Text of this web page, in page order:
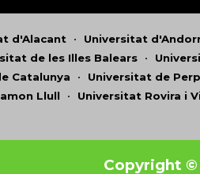
d'Alacant • Universitat
de les Illes Balears •
Catalunya • Universitat de
Llull • Universitat Rovira i
Copyright ©